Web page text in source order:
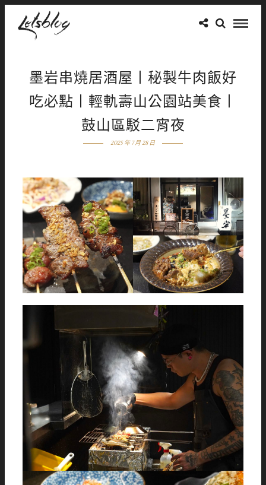
墨岩串燒居酒屋丨秘製牛肉飯好
吃必點丨輕軌壽山公園站美食丨
鼓山區駁二宵夜
2025 年 7 月 28 日